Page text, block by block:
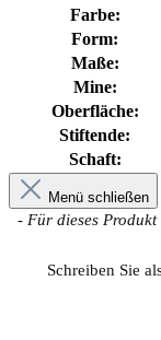
Farbe:
Form:
Maße:
Mine:
Oberfläche:
Stiftende:
Schaft:
Menü schließen
- Für dieses
Schreiben Sie
New content loaded